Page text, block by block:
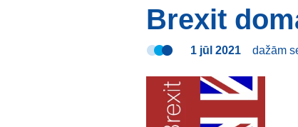
Brexit
1 jūl 2021 dažām